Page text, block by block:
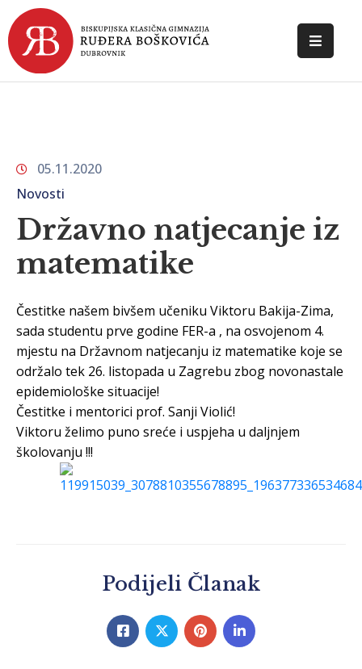
POČETNA
DOKUMENTI
KONTAKT
05.11.2020
Novosti
Državno natjecanje iz
matematike
Čestitke našem bivšem učeniku Viktoru Bakija-Zima,
sada studentu prve godine FER-a , na osvojenom 4.
mjestu na Državnom natjecanju iz matematike koje se
održalo tek 26. listopada u Zagrebu zbog novonastale
epidemiološke situacije!
Čestitke i mentorici prof. Sanji Violić!
Viktoru želimo puno sreće i uspjeha u daljnjem
školovanju !!!
Podijeli Članak